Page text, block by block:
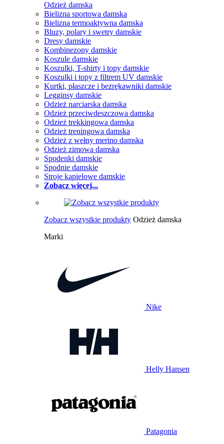
Odzież damska
Bielizna sportowa damska
Bielizna termoaktywna damska
Bluzy, polary i swetry damskie
Dresy damskie
Kombinezony damskie
Koszule damskie
Koszulki, T-shirty i topy damskie
Koszulki i topy z filtrem UV damskie
Kurtki, płaszcze i bezrękawniki damskie
Legginsy damskie
Odzież narciarska damska
Odzież przeciwdeszczowa damska
Odzież trekkingowa damska
Odzież treningowa damska
Odzież z wełny merino damska
Odzież zimowa damska
Spodenki damskie
Spodnie damskie
Stroje kąpielowe damskie
Zobacz więcej...
Zobacz wszystkie produkty Odzież damska
Marki
Nike
Helly Hansen
Patagonia